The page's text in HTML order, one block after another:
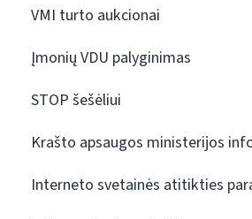
VMI turto aukcionai
Įmonių VDU palyginimas
STOP šešėliui
Krašto apsaugos ministerijos
Interneto svetainės atitikties